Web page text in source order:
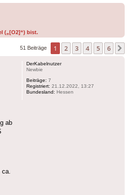
(„[O2]“) bist.
51 Beiträge 1 2 3 4 5 6
DerKabelnutzer
Newbie
Beiträge: 7
Registriert: 21.12.2022, 13:27
Bundesland: Hessen
ab